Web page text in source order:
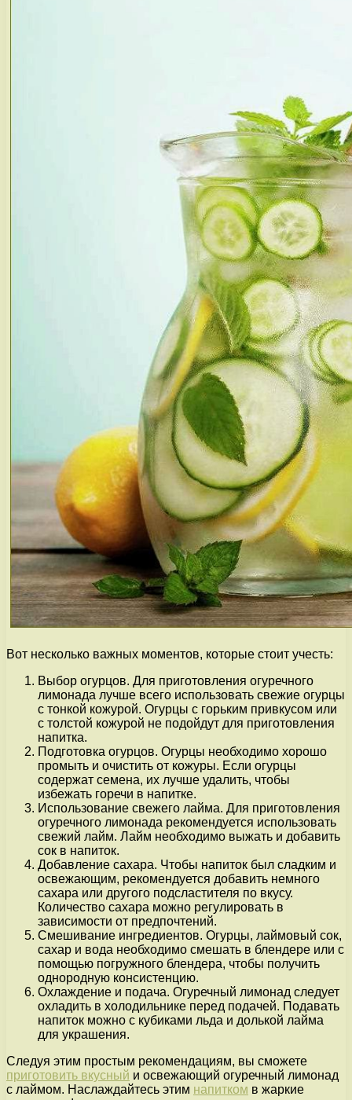
Вот несколько важных моментов, которые стоит учесть:
Выбор огурцов. Для приготовления огуречного
лимонада лучше всего использовать свежие огурцы
с тонкой кожурой. Огурцы с горьким привкусом или
с толстой кожурой не подойдут для приготовления
напитка.
Подготовка огурцов. Огурцы необходимо хорошо
промыть и очистить от кожуры. Если огурцы
содержат семена, их лучше удалить, чтобы
избежать горечи в напитке.
Использование свежего лайма. Для приготовления
огуречного лимонада рекомендуется использовать
свежий лайм. Лайм необходимо выжать и добавить
сок в напиток.
Добавление сахара. Чтобы напиток был сладким и
освежающим, рекомендуется добавить немного
сахара или другого подсластителя по вкусу.
Количество сахара можно регулировать в
зависимости от предпочтений.
Смешивание ингредиентов. Огурцы, лаймовый сок,
сахар и вода необходимо смешать в блендере или с
помощью погружного блендера, чтобы получить
однородную консистенцию.
Охлаждение и подача. Огуречный лимонад следует
охладить в холодильнике перед подачей. Подавать
напиток можно с кубиками льда и долькой лайма
для украшения.
Следуя этим простым рекомендациям, вы сможете
приготовить вкусный и освежающий огуречный лимонад
с лаймом. Наслаждайтесь этим напитком в жаркие